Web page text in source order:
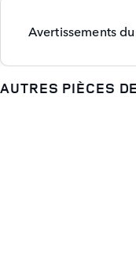
Avertissements
AUTRES PIÈCES